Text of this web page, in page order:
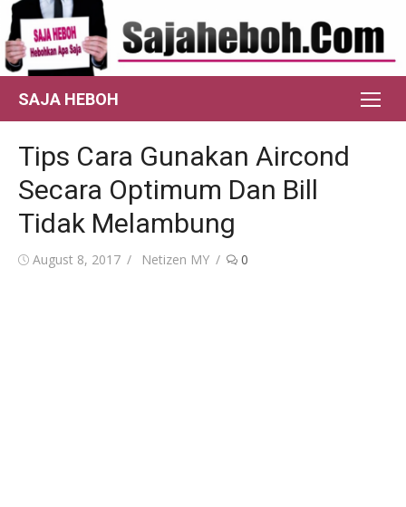
Skip
to
content
SAJA HEBOH
Tips Cara Gunakan Aircond
Secara Optimum Dan Bill
Tidak Melambung
Posted
August 8, 2017 Author
Netizen MY 0